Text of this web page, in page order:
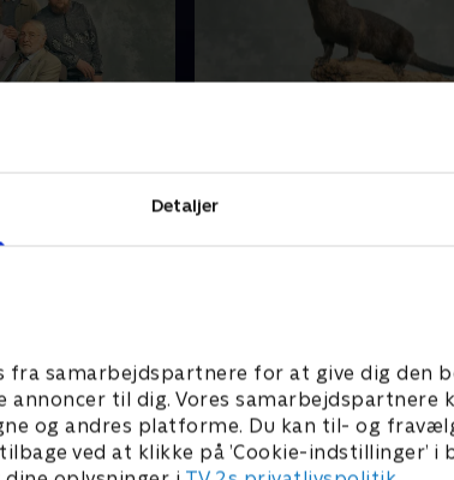
Detaljer
fra samarbejdspartnere for at give dig den
til dig. Vores samarbejdspartnere
og andres platforme. Du kan til- og
ved at klikke på ’Cookie-indstillinger’ i
jerngreb af
til de litauere,
løslades fra
Martin har desperat brug